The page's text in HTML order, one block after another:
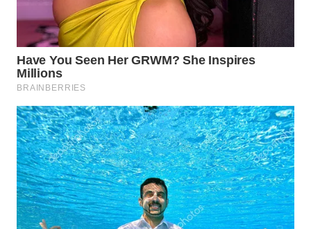
KUNINGAN
WN
MAJALENGKA
SUBANG
WN
SUKABUMI
WN
PURWAKARTA